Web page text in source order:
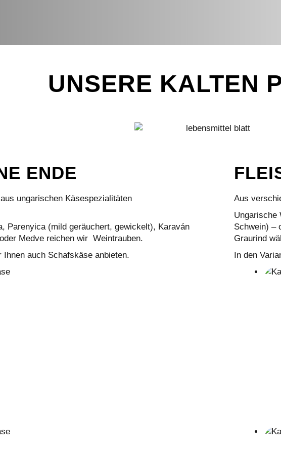
UNSERE KALTEN
ENDE
ungarischen Käsespezialitäten
Parenyica (mild geräuchert, gewickelt), Karaván
Medve reichen wir Weintrauben.
auch Schafskäse anbieten.
Aus
Ungarische
Schwein) –
Graurind
In den